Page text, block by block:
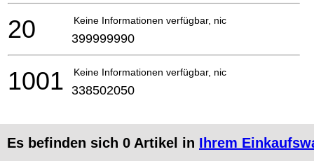
Keine Informationen verfügbar, nicht bestellbar
20 399999990
Keine Informationen verfügbar, nicht bestellbar
1001 338502050
Es befinden sich 0 Artikel in Ihrem